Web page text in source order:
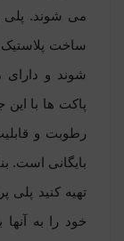
ساخت
شوند و دارای
پاکت ها با
رطوبت و
بایگانی است.
تهیه کنید پلی
خود را به آنها